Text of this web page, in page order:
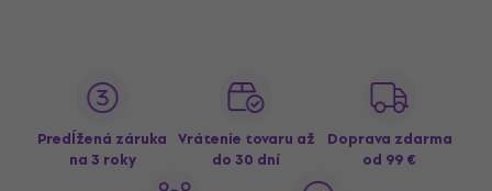
Predĺžená záruka
na 3 roky
Vrátenie tovaru až
do 30 dní
Doprava zdarma
od 99 €